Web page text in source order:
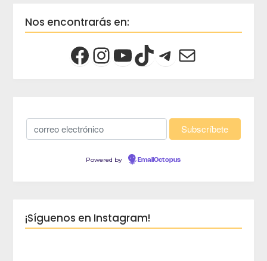
Nos encontrarás en:
Powered by EmailOctopus
¡Síguenos en Instagram!